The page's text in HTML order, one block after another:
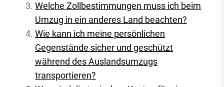
Welche Zollbestimmungen muss ich beim
Umzug in ein anderes Land beachten?
Wie kann ich meine persönlichen
Gegenstände sicher und geschützt
während des Auslandsumzugs
transportieren?